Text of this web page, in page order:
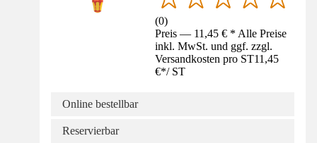
(0)
Preis — 11,45 € * Alle Preise
inkl. MwSt. und ggf. zzgl.
Versandkosten pro ST11,45
€*/ ST
Online bestellbar
Reservierbar